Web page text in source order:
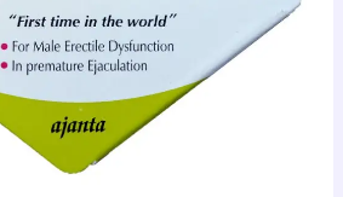
360,00 €